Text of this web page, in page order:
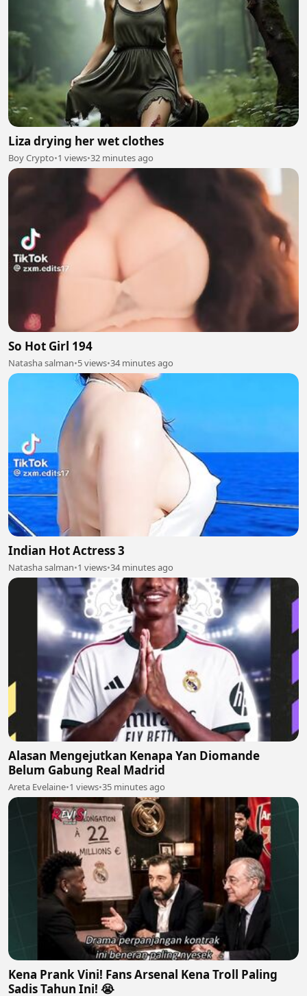
Liza drying her wet clothes
Boy Crypto•1 views•32 minutes ago
So Hot Girl 194
Natasha salman•5 views•34 minutes ago
Indian Hot Actress 3
Natasha salman•1 views•34 minutes ago
Alasan Mengejutkan Kenapa Yan Diomande
Belum Gabung Real Madrid
Areta Evelaine•1 views•35 minutes ago
Kena Prank Vini! Fans Arsenal Kena Troll Paling
Sadis Tahun Ini! 😭